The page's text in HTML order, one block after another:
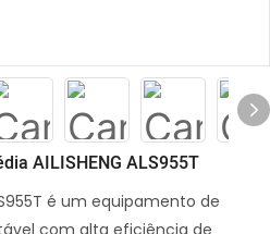
AILISHENG ALS955T
é um equipamento de
com alta eficiência de